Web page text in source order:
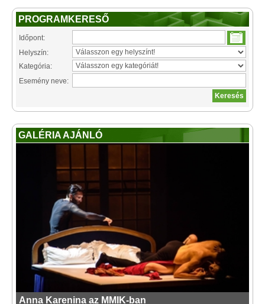
PROGRAMKERESŐ
Időpont:
Helyszín:
Kategória:
Esemény neve:
GALÉRIA AJÁNLÓ
Anna Karenina az MMIK-ban